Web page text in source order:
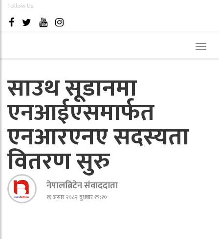
Follow Us
साउथ सूडानमा
एनआईएसमार्फत
एनआरएनए सदस्यता
वितरण सुरु
नेपालब्रिटेन संवाददाता
११ असार २०८२, बुधबार १९:२०